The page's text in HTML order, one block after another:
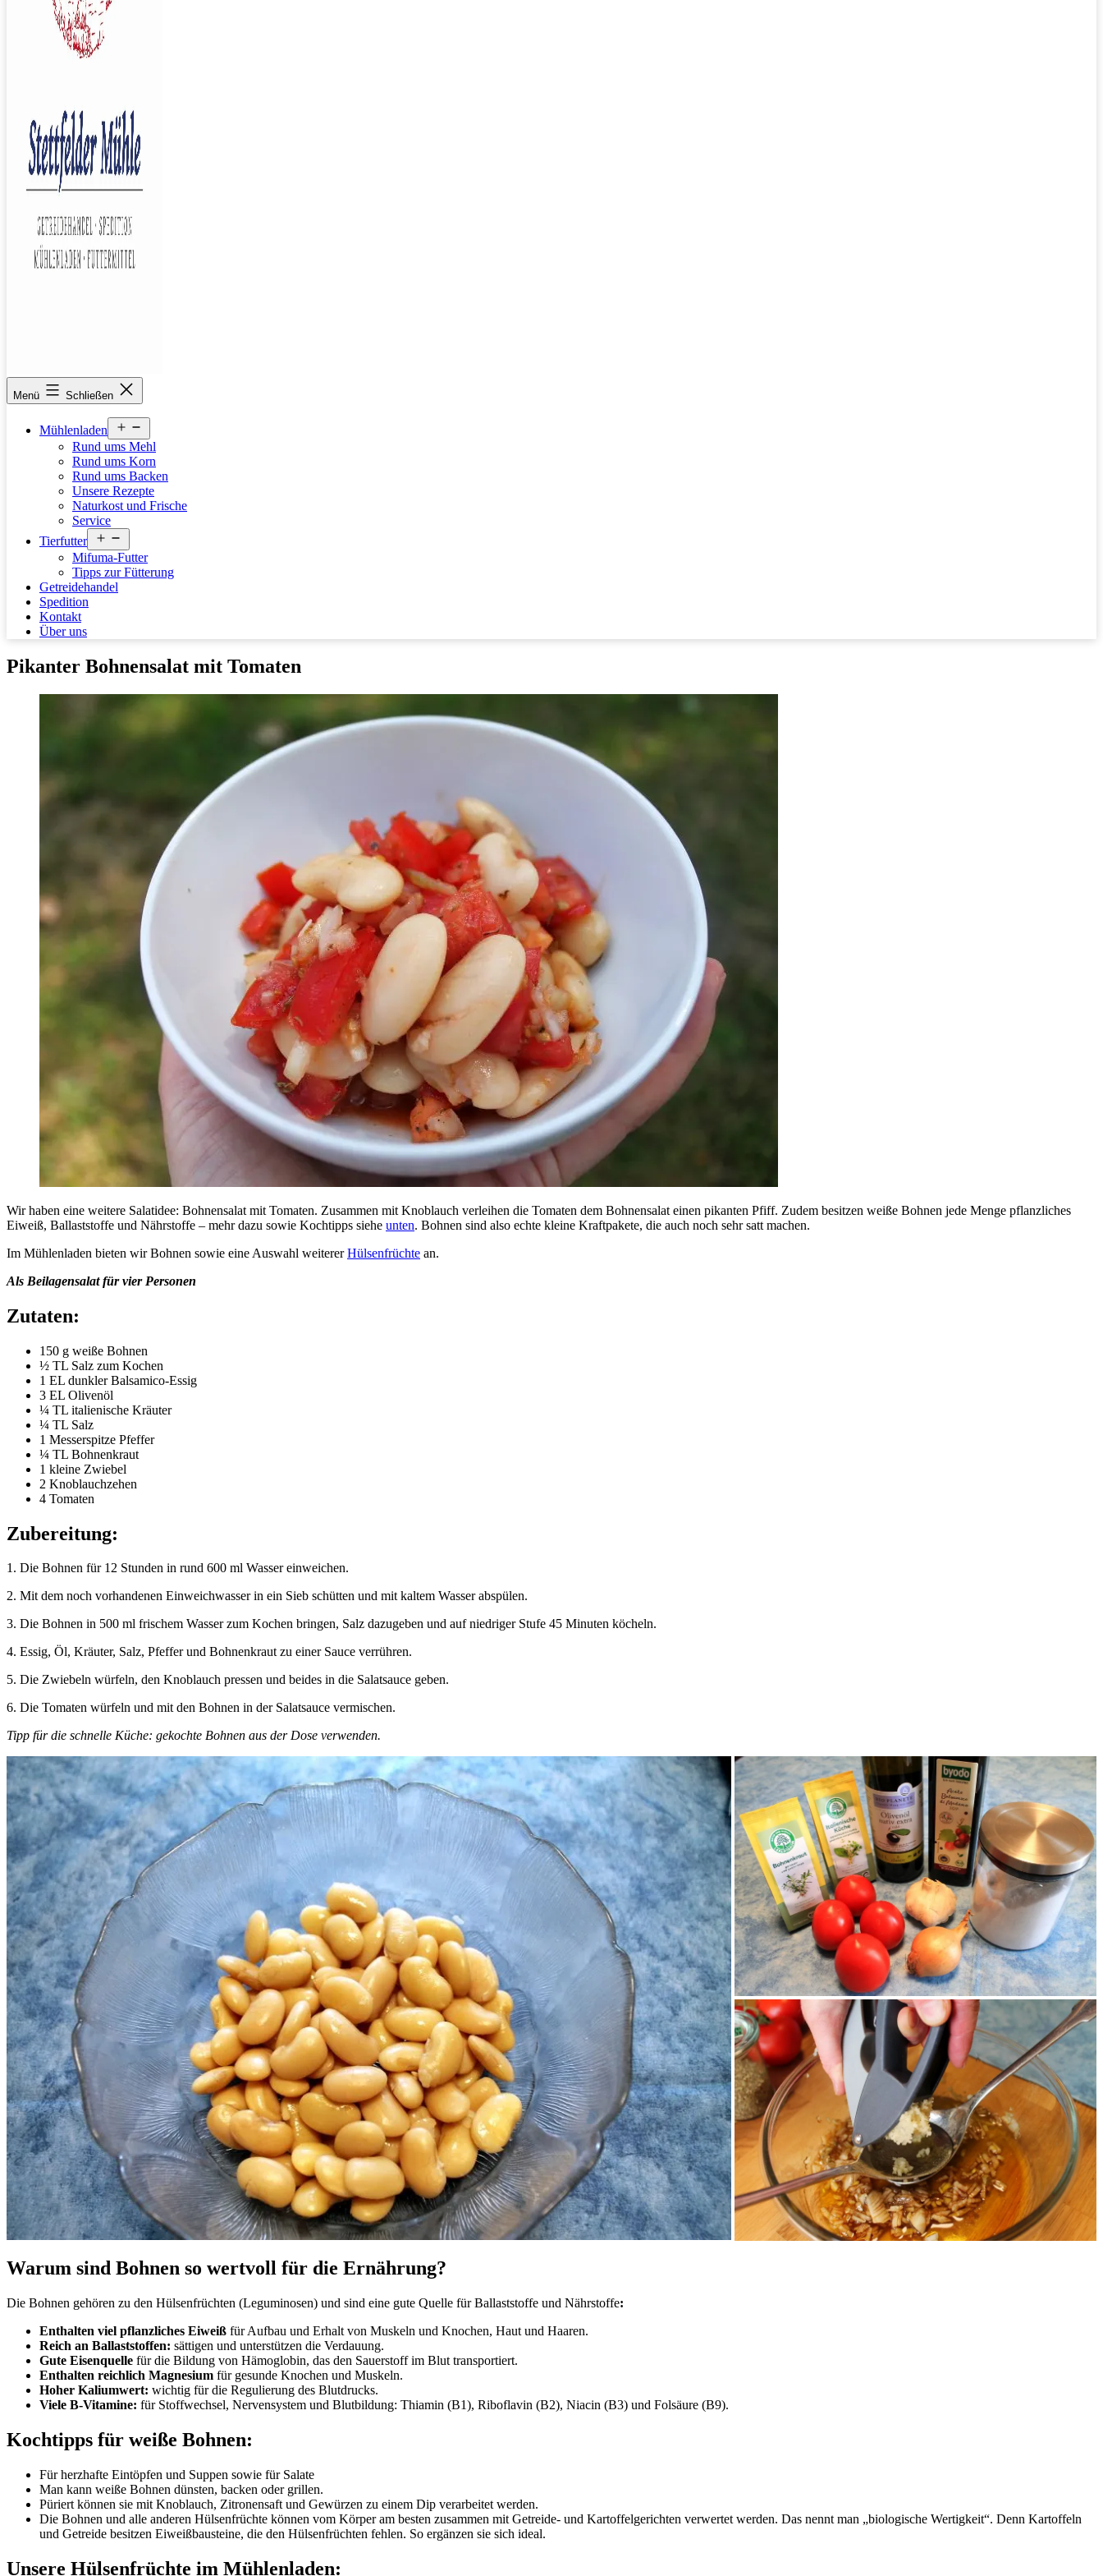
stettfelder-
muehle.de
Menü Schließen
Mühlenladen
öffnen
Rund ums Mehl
Rund ums Korn
Rund ums Backen
Unsere Rezepte
Naturkost und Frische
Service
Tierfutter
öffnen
Mifuma-Futter
Tipps zur Fütterung
Getreidehandel
Spedition
Kontakt
Über uns
Pikanter Bohnensalat mit Tomaten
Wir haben eine weitere Salatidee: Bohnensalat mit Tomaten. Zusammen mit Knoblauch verleihen die Tomaten dem Bohnensalat einen pikanten Pfiff. Zudem besitzen weiße Bohnen jede Menge pflanzliches
Eiweiß, Ballaststoffe und Nährstoffe – mehr dazu sowie Kochtipps siehe unten. Bohnen sind also echte kleine Kraftpakete, die auch noch sehr satt machen.
Im Mühlenladen bieten wir Bohnen sowie eine Auswahl weitererHülsenfrüchte an.
Als Beilagensalat für vier Personen
Zutaten:
150 g weiße Bohnen
½ TL Salz zum Kochen
1 EL dunkler Balsamico-Essig
3 EL Olivenöl
¼ TL italienische Kräuter
¼ TL Salz
1 Messerspitze Pfeffer
¼ TL Bohnenkraut
1 kleine Zwiebel
2 Knoblauchzehen
4 Tomaten
Zubereitung:
1. Die Bohnen für 12 Stunden in rund 600 ml Wasser einweichen.
2. Mit dem noch vorhandenen Einweichwasser in ein Sieb schütten und mit kaltem Wasser abspülen.
3. Die Bohnen in 500 ml frischem Wasser zum Kochen bringen, Salz dazugeben und auf niedriger Stufe 45 Minuten köcheln.
4. Essig, Öl, Kräuter, Salz, Pfeffer und Bohnenkraut zu einer Sauce verrühren.
5. Die Zwiebeln würfeln, den Knoblauch pressen und beides in die Salatsauce geben.
6. Die Tomaten würfeln und mit den Bohnen in der Salatsauce vermischen.
Tipp für die schnelle Küche: gekochte Bohnen aus der Dose verwenden.
Warum sind Bohnen so wertvoll für die Ernährung?
Die Bohnen gehören zu den Hülsenfrüchten (Leguminosen) und sind eine gute Quelle für Ballaststoffe und Nährstoffe:
Enthalten viel pflanzliches Eiweiß für Aufbau und Erhalt von Muskeln und Knochen, Haut und Haaren.
Reich an Ballaststoffen: sättigen und unterstützen die Verdauung.
Gute Eisenquelle für die Bildung von Hämoglobin, das den Sauerstoff im Blut transportiert.
Enthalten reichlich Magnesium für gesunde Knochen und Muskeln.
Hoher Kaliumwert: wichtig für die Regulierung des Blutdrucks.
Viele B-Vitamine: für Stoffwechsel, Nervensystem und Blutbildung: Thiamin (B1), Riboflavin (B2), Niacin (B3) und Folsäure (B9).
Kochtipps für weiße Bohnen:
Für herzhafte Eintöpfen und Suppen sowie für Salate
Man kann weiße Bohnen dünsten, backen oder grillen.
Püriert können sie mit Knoblauch, Zitronensaft und Gewürzen zu einem Dip verarbeitet werden.
Die Bohnen und alle anderen Hülsenfrüchte können vom Körper am besten zusammen mit Getreide- und Kartoffelgerichten verwertet werden. Das nennt man „biologische Wertigkeit“. Denn Kartoffeln
und Getreide besitzen Eiweißbausteine, die den Hülsenfrüchten fehlen. So ergänzen sie sich ideal.
Unsere Hülsenfrüchte im Mühlenladen: